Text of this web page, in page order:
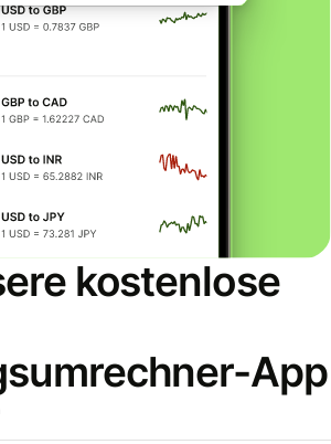
kostenlose
App